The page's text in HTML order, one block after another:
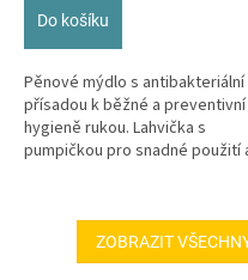
Do košíku
​Pěnové mýdlo s antibakteriální
přísadou k běžné a preventivní
hygieně rukou. Lahvička s
pumpičkou pro snadné použití
ZOBRAZIT